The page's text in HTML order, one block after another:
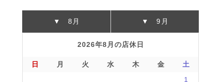
▼ 8月 ▼ 9月
2026年8月の店休日
日 月 火 水 木 金
土
1